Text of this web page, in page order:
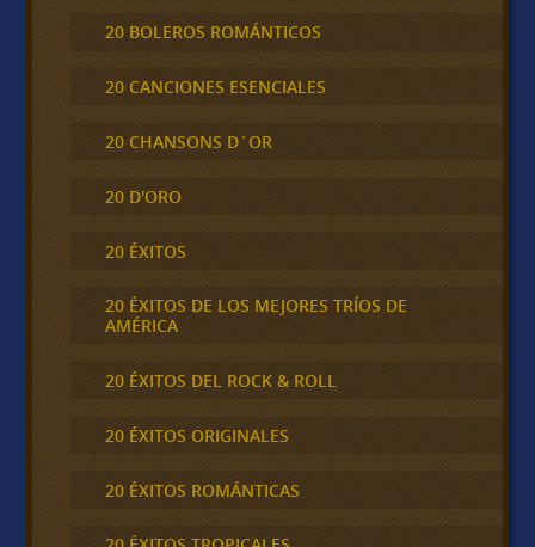
20 BOLEROS ROMÁNTICOS
20 CANCIONES ESENCIALES
20 CHANSONS D´OR
20 D'ORO
20 ÉXITOS
20 ÉXITOS DE LOS MEJORES TRÍOS DE
AMÉRICA
20 ÉXITOS DEL ROCK & ROLL
20 ÉXITOS ORIGINALES
20 ÉXITOS ROMÁNTICAS